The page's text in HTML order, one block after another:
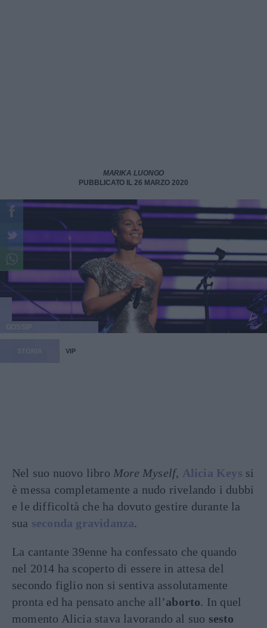
MARIKA LUONGO
PUBBLICATO IL 26 MARZO 2020
VIP
Nel suo nuovo libro More Myself, Alicia Keys si
è messa completamente a nudo rivelando i dubbi
e le difficoltà che ha dovuto gestire durante la
sua seconda gravidanza.
La cantante 39enne ha confessato che quando
nel 2014 ha scoperto di essere in attesa del
secondo figlio non si sentiva assolutamente
pronta ed ha pensato anche all’aborto. In quel
momento Alicia stava lavorando al suo sesto